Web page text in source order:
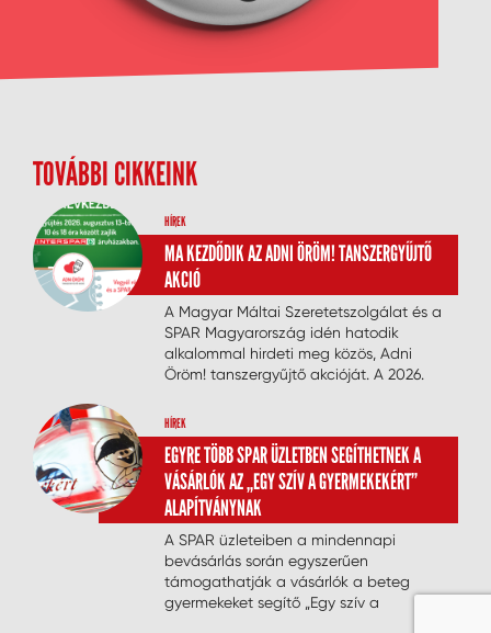
TOVÁBBI CIKKEINK
HÍREK
MA KEZDŐDIK AZ ADNI ÖRÖM! TANSZERGYŰJTŐ
AKCIÓ
A Magyar Máltai Szeretetszolgálat és a
SPAR Magyarország idén hatodik
alkalommal hirdeti meg közös, Adni
Öröm! tanszergyűjtő akcióját. A 2026.
személyes gyűjtés célja, hogy minél
több nehéz helyzetben élő gyermek
kezdhesse teljes tanszerfelszereléssel és
méltósággal az új tanévet. A vásárlók
az ország bármely INTERSPAR
áruházában csatlakozhatnak a
jótékonysági kezdeményezéshez.
HÍREK
EGYRE TÖBB SPAR ÜZLETBEN SEGÍTHETNEK A
VÁSÁRLÓK AZ „EGY SZÍV A GYERMEKEKÉRT”
ALAPÍTVÁNYNAK
A SPAR üzleteiben a mindennapi
bevásárlás során egyszerűen
támogathatják a vásárlók a beteg
gyermekeket segítő „Egy szív a